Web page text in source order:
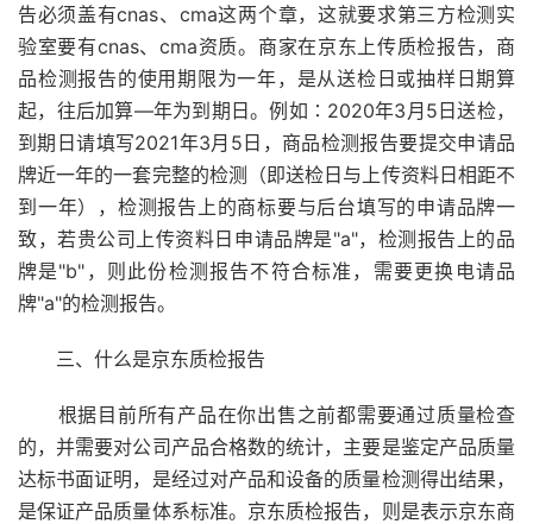
告必须盖有cnas、cma这两个章，这就要求第三方检测实
验室要有cnas、cma资质。商家在京东上传质检报告，商
品检测报告的使用期限为一年，是从送检日或抽样日期算
起，往后加算—年为到期日。例如∶2020年3月5日送检，
到期日请填写2021年3月5日，商品检测报告要提交申请品
牌近一年的一套完整的检测（即送检日与上传资料日相距不
到一年），检测报告上的商标要与后台填写的申请品牌一
致，若贵公司上传资料日申请品牌是"a"，检测报告上的品
牌是"b"，则此份检测报告不符合标准，需要更换电请品
牌"a"的检测报告。
三、什么是京东质检报告
根据目前所有产品在你出售之前都需要通过质量检查
的，并需要对公司产品合格数的统计，主要是鉴定产品质量
达标书面证明，是经过对产品和设备的质量检测得出结果，
是保证产品质量体系标准。京东质检报告，则是表示京东商